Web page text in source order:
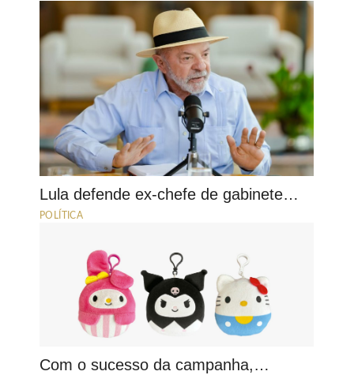
Lula defende ex-chefe de gabinete…
POLÍTICA
Com o sucesso da campanha,…